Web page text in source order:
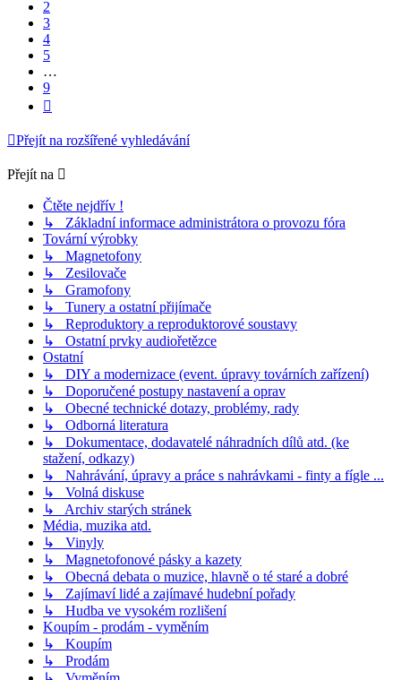
2
3
4
5
…
9
Přejít na rozšířené vyhledávání
Přejít na
Čtěte nejdřív !
↳ Základní informace administrátora o provozu fóra
Tovární výrobky
↳ Magnetofony
↳ Zesilovače
↳ Gramofony
↳ Tunery a ostatní přijímače
↳ Reproduktory a reproduktorové soustavy
↳ Ostatní prvky audiořetězce
Ostatní
↳ DIY a modernizace (event. úpravy továrních zařízení)
↳ Doporučené postupy nastavení a oprav
↳ Obecné technické dotazy, problémy, rady
↳ Odborná literatura
↳ Dokumentace, dodavatelé náhradních dílů atd. (ke
stažení, odkazy)
↳ Nahrávání, úpravy a práce s nahrávkami - finty a fígle ...
↳ Volná diskuse
↳ Archiv starých stránek
Média, muzika atd.
↳ Vinyly
↳ Magnetofonové pásky a kazety
↳ Obecná debata o muzice, hlavně o té staré a dobré
↳ Zajímaví lidé a zajímavé hudební pořady
↳ Hudba ve vysokém rozlišení
Koupím - prodám - vyměním
↳ Koupím
↳ Prodám